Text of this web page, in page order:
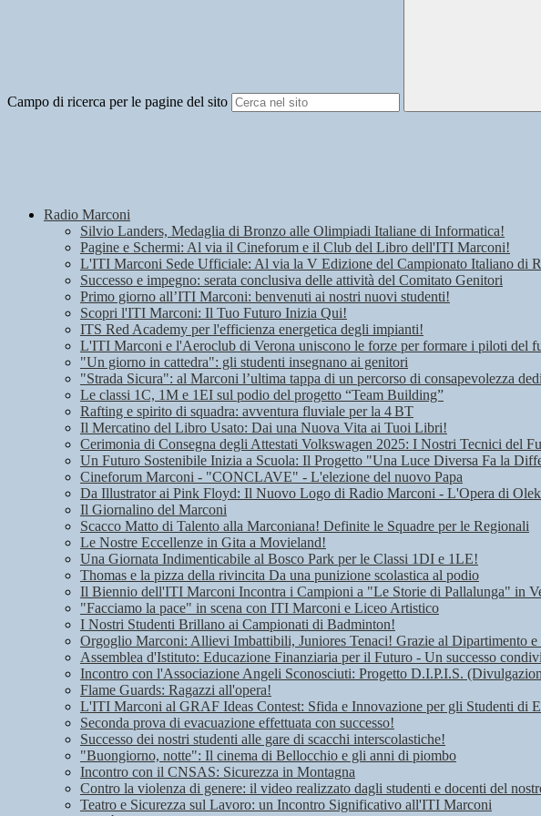
Campo di ricerca per le pagine del sito
Radio Marconi
Silvio Landers, Medaglia di Bronzo alle Olimpiadi Italiane di Informatica!
Pagine e Schermi: Al via il Cineforum e il Club del Libro dell'ITI Marconi!
L'ITI Marconi Sede Ufficiale: Al via la V Edizione del Campionato Italiano di
Successo e impegno: serata conclusiva delle attività del Comitato Genitori
Primo giorno all’ITI Marconi: benvenuti ai nostri nuovi studenti!
Scopri l'ITI Marconi: Il Tuo Futuro Inizia Qui!
ITS Red Academy per l'efficienza energetica degli impianti!
L'ITI Marconi e l'Aeroclub di Verona uniscono le forze per formare i piloti del
"Un giorno in cattedra": gli studenti insegnano ai genitori
"Strada Sicura": al Marconi l’ultima tappa di un percorso di consapevolezza
Le classi 1C, 1M e 1EI sul podio del progetto “Team Building”
Rafting e spirito di squadra: avventura fluviale per la 4 BT
Il Mercatino del Libro Usato: Dai una Nuova Vita ai Tuoi Libri!
Cerimonia di Consegna degli Attestati Volkswagen 2025: I Nostri Tecnici del
Un Futuro Sostenibile Inizia a Scuola: Il Progetto "Una Luce Diversa Fa la
Cineforum Marconi - "CONCLAVE" - L'elezione del nuovo Papa
Da Illustrator ai Pink Floyd: Il Nuovo Logo di Radio Marconi - L'Opera di
Il Giornalino del Marconi
Scacco Matto di Talento alla Marconiana! Definite le Squadre per le Regionali
Le Nostre Eccellenze in Gita a Movieland!
Una Giornata Indimenticabile al Bosco Park per le Classi 1DI e 1LE!
Thomas e la pizza della rivincita Da una punizione scolastica al podio
Il Biennio dell'ITI Marconi Incontra i Campioni a "Le Storie di Pallalunga" in
"Facciamo la pace" in scena con ITI Marconi e Liceo Artistico
I Nostri Studenti Brillano ai Campionati di Badminton!
Orgoglio Marconi: Allievi Imbattibili, Juniores Tenaci! Grazie al Dipartimento
Assemblea d'Istituto: Educazione Finanziaria per il Futuro - Un successo
Incontro con l'Associazione Angeli Sconosciuti: Progetto D.I.P.I.S.
Flame Guards: Ragazzi all'opera!
L'ITI Marconi al GRAF Ideas Contest: Sfida e Innovazione per gli Studenti di
Seconda prova di evacuazione effettuata con successo!
Successo dei nostri studenti alle gare di scacchi interscolastiche!
"Buongiorno, notte": Il cinema di Bellocchio e gli anni di piombo
Incontro con il CNSAS: Sicurezza in Montagna
Contro la violenza di genere: il video realizzato dagli studenti e docenti del
Teatro e Sicurezza sul Lavoro: un Incontro Significativo all'ITI Marconi